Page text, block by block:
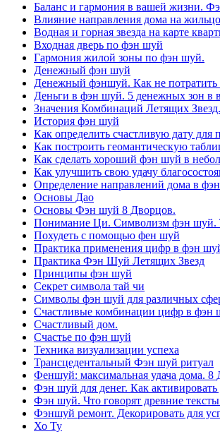
Баланс и гармония в вашей жизни.
Влияние направления дома на
Водная и горная звезда на карте
Входная дверь по фэн шуй
Гармония жилой зоны по фэн шуй.
Денежный фэн шуй
Денежный фэншуй. Как не потратить
Деньги в фэн шуй. 5 денежных зон в
Значения Комбинаций Летящих
История фэн шуй
Как определить счастливую дату для
Как построить геомантическую
Как сделать хороший фэн шуй в
Как улучшить свою удачу
Определение направлений дома в
Основы Дао
Основы Фэн шуй 8 Дворцов.
Понимание Ци. Символизм фэн шуй.
Похудеть с помощью фен шуй
Практика применения цифр в фэн
Практика Фэн Шуй Летящих Звезд
Принципы фэн шуй
Секрет символа тай чи
Символы фэн шуй для различных
Счастливые комбинации цифр в фэн
Счастливый дом.
Счастье по фэн шуй
Техника визуализации успеха
Трансцедентальный Фэн шуй ритуал
Феншуй: максимальная удача дома. 8
Фэн шуй для денег. Как
Фэн шуй. Что говорят древние
Фэншуй ремонт. Декорировать для
Хо Ту